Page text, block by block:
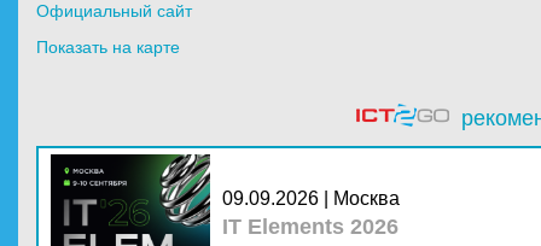
Официальный сайт
Показать на карте
09.09.2026 | Москва
IT Elements 2026